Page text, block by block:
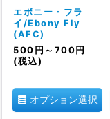
エボニー・フラ
イ/Ebony Fly
(AFC)
500 円 ～700 円
(税込)
オプション選択